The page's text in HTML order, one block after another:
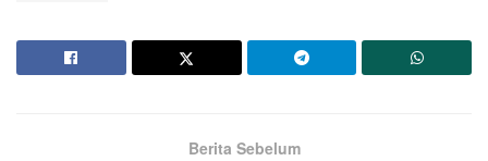
Berita Sebelum